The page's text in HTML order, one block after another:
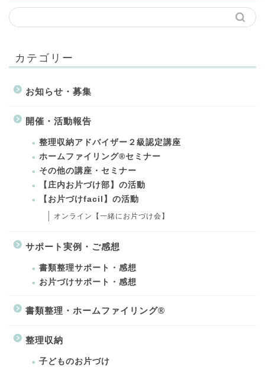
カテゴリー
お知らせ・募集
開催・活動報告
整理収納アドバイザー２級認定講座
ホームファイリング®セミナー
その他の講座・セミナー
【庄内お片づけ部】の活動
【お片づけfacil】の活動
オンライン【一緒にお片づけ会】
サポート実例・ご感想
書類整理サポート・感想
お片づけサポート・感想
書類整理・ホームファイリング®
整理収納
子どものお片づけ